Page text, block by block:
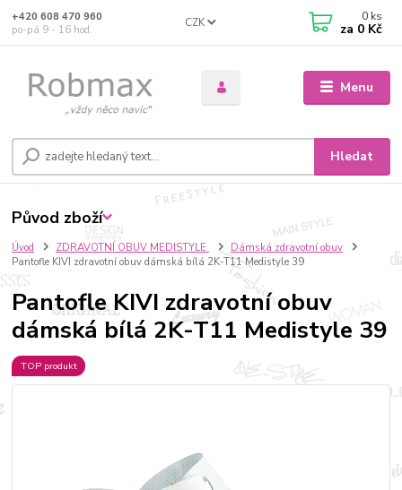
Menu
CZK
Hledat
+420 608 470 960
po-pá 9 - 16 hod.
0 ks
za 0 Kč
Úvod ZDRAVOTNÍ OBUV MEDISTYLE
Dámská zdravotní obuv
Pantofle KIVI zdravotní obuv dámská bílá 2K-T11 Medistyle 39
Pantofle KIVI zdravotní obuv
dámská bílá 2K-T11 Medistyle 39
TOP produkt
Původ zboží